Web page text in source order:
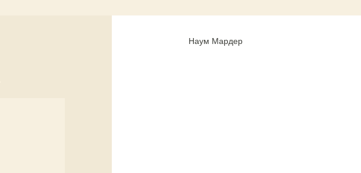
Наум Мардер